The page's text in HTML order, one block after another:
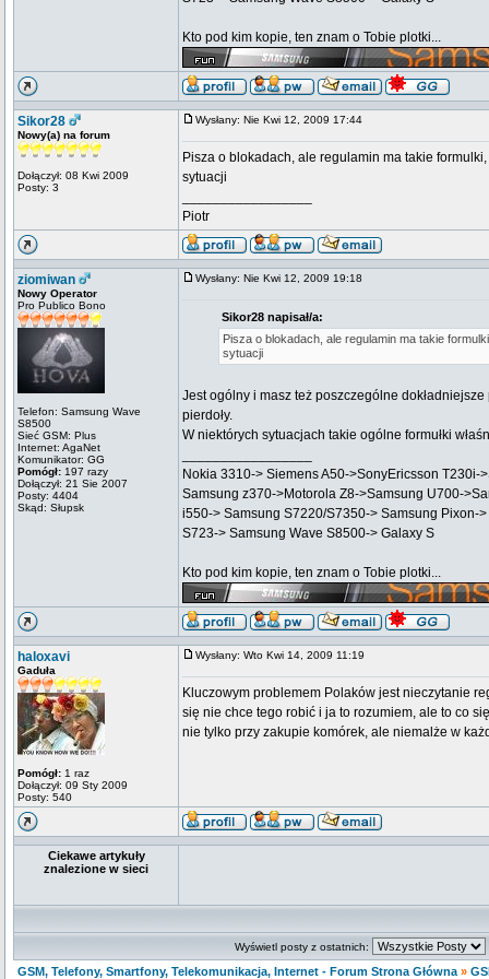
Kto pod kim kopie, ten znam o Tobie plotki...
Sikor28
Nowy(a) na forum
Dołączył: 08 Kwi 2009
Posty: 3
Wysłany: Nie Kwi 12, 2009 17:44
Pisza o blokadach, ale regulamin ma takie
sytuacji
Piotr
ziomiwan
Nowy Operator
Pro Publico Bono
Telefon: Samsung Wave
S8500
Sieć GSM: Plus
Internet: AgaNet
Komunikator: GG
Pomógł: 197 razy
Dołączył: 21 Sie 2007
Posty: 4404
Skąd: Słupsk
Wysłany: Nie Kwi 12, 2009 19:18
Sikor28 napisał/a:
Pisza o blokadach, ale regulamin ma takie
sytuacji
Jest ogólny i masz też poszczególne
pierdoły.
W niektórych sytuacjach takie ogólne formułki
Nokia 3310-> Siemens A50->SonyEricsson
Samsung z370->Motorola Z8->Samsung U700-
i550-> Samsung S7220/S7350-> Samsung Pixon-
S723-> Samsung Wave S8500-> Galaxy S
Kto pod kim kopie, ten znam o Tobie plotki...
haloxavi
Gaduła
Pomógł: 1 raz
Dołączył: 09 Sty 2009
Posty: 540
Wysłany: Wto Kwi 14, 2009 11:19
Kluczowym problemem Polaków jest nieczytanie
się nie chce tego robić i ja to rozumiem, ale to co
nie tylko przy zakupie komórek, ale niemalże w
Ciekawe artykuły
znalezione w sieci
Wyświetl posty z ostatnich:
GSM, Telefony, Smartfony, Telekomunikacja, Internet - Forum Strona Główna »